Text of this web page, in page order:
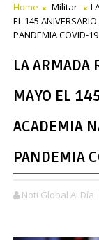
Home Militar
EL 145
PANDEMIA COVID-19
LA ARMADA
MAYO EL
ACADEMIA
PANDEMIA
Noti Global Al Día